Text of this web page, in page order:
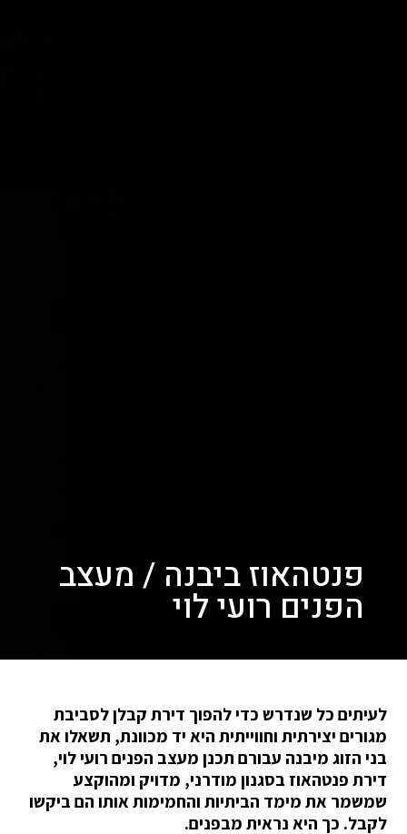
פנטהאוז ביבנה / מעצב
הפנים רועי לוי
לעיתים כל שנדרש כדי להפוך דירת קבלן לסביבת
מגורים יצירתית וחווייתית היא יד מכוונת, תשאלו את
בני הזוג מיבנה עבורם תכנן מעצב הפנים רועי לוי,
דירת פנטהאוז בסגנון מודרני, מדויק ומהוקצע
שמשמר את מימד הביתיות והחמימות אותו הם ביקשו
לקבל. כך היא נראית מבפנים.